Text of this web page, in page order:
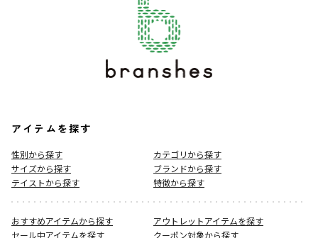
アイテムを探す
性別から探す
カテゴリから探す
サイズから探す
ブランドから探す
テイストから探す
特徴から探す
おすすめアイテムから探す
アウトレットアイテムを探す
セール中アイテムを探す
クーポン対象から探す